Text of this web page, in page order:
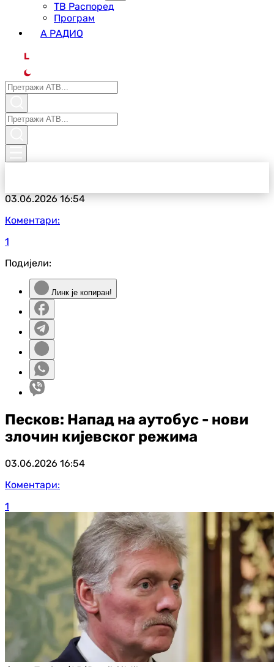
ТВ Распоред
Програм
А РАДИО
L
03.06.202616:54
Коментари:
1
Подијели:
Линк је копиран!
Песков: Напад на аутобус - нови
злочин кијевског режима
03.06.2026 16:54
Коментари:
1